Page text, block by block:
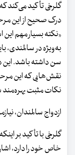
گلرخی تأکید می‌کند
درک صحیح از این
«نکته بسیار مهم
به‌ویژه در سالمندی،
سن داشته باشد. این
نقش‌هایی که این
نکات مثبت بهره‌مند
ازدواج سالمندان،
گلرخی با تأکید بر
خاص خود را دارد،